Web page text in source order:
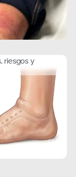
riesgos y